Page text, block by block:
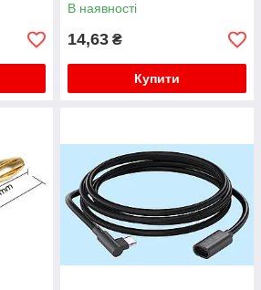
В наявності
14,63 ₴
Купити